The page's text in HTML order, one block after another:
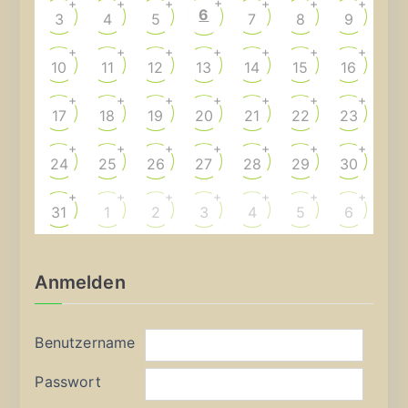
3
+
4
+
5
+
6 7
+
8
+
9
+
10
+
11
+
12
+
13
+
14
+
15
+
16
+
17
+
18
+
19
+
20
+
21
+
22
+
23
+
24
+
25
+
26
+
27
+
28
+
29
+
30
+
31
+
1
+
2
+
3
+
4
+
5
+
6
+
Anmelden
Benutzername
Passwort